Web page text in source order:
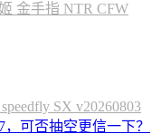
金手指 NTR CFW
SX v20260803
可否抽空更信一下？